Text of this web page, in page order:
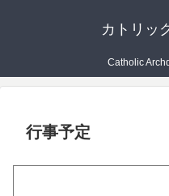
カトリッ
Catholic
行事予定